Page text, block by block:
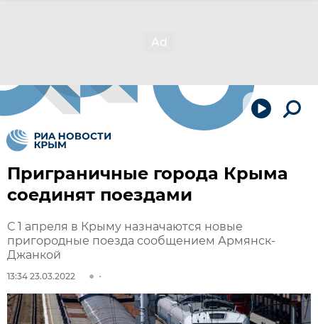
Приграничные города Крыма
соединят поездами
С 1 апреля в Крыму назначаются новые
пригородные поезда сообщением Армянск-
Джанкой
13:34 23.03.2022